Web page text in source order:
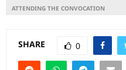
ATTENDING THE CONVOCATION
SHARE 0